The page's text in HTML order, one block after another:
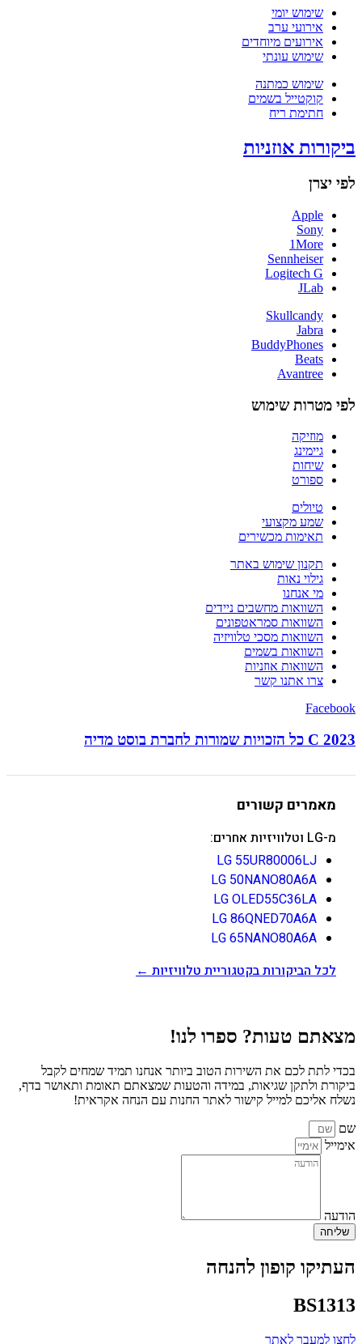
שימוש יומי
אירועי ערב
אירועים מיוחדים
שימוש עונתי
שימוש כמתנה
קוקטייל בשמים
חתימת ריח
ביקורות אוזניות
לפי יצרן
Apple
Sony
1More
Sennheiser
Logitech G
JLab
Skullcandy
Jabra
BuddyPhones
Beats
Avantree
לפי מטרות שימוש
מוזיקה
גיימינג
שיחות
ספורט
טיולים
שמע מקצועי
תאימות מכשירים
תקנון שימוש באתר
גילוי נאות
מי אנחנו
השוואות מחשבים ניידים
השוואות סמראטפונים
השוואות מסכי טלוויזיה
השוואות בשמים
השוואות אוזניות
צרו אתנו קשר
Facebook
C 2023 כל הזכויות שמורות לחברת בוסט מדיה
מאמרים קשורים
מ-LG וטלוויזיות אחרים:
LG 55UR80006LJ
LG 50NANO80A6A
LG OLED55C36LA
LG 86QNED70A6A
LG 65NANO80A6A
לכל הביקורות בקטגוריית טלוויזיות ←
מצאתם טעות? ספרו לנו!
בכדי לתת לכם את השירות הטוב ביותר אנחנו תמיד שמחים לקבל
ביקורת ולתקן שגיאות, במידה והטעות שמצאתם תאומת ותאושר בדף,
נשלח אליכם למייל קישור לאתר החנות עם הנחה אקראית!
שם
אימייל
הודעה
שליחה
העתיקו קופון להנחה
BS1313
לחצו למעבר לאתר